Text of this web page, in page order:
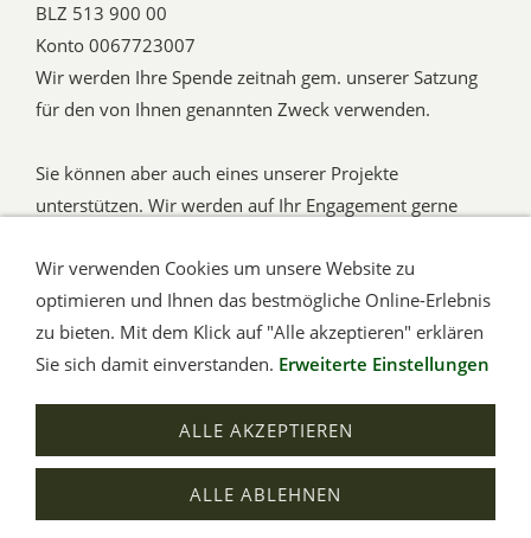
BLZ 513 900 00
Konto 0067723007
Wir werden Ihre Spende zeitnah gem. unserer Satzung
für den von Ihnen genannten Zweck verwenden.
Sie können aber auch eines unserer Projekte
unterstützen. Wir werden auf Ihr Engagement gerne
Sind Sie an einem längerfristigenSponsoring
interessiert, dann nehmen Sie mit unsKontaktfür ein
erstes Gespräch auf.
Kontakt Cookies
Letzte Änderung
Wir verwenden Cookies um unsere Website zu
optimieren und Ihnen das bestmögliche Online-Erlebnis
zu bieten. Mit dem Klick auf "Alle akzeptieren" erklären
Sie sich damit einverstanden. Erweiterte Einstellungen
ALLE AKZEPTIEREN
ALLE ABLEHNEN